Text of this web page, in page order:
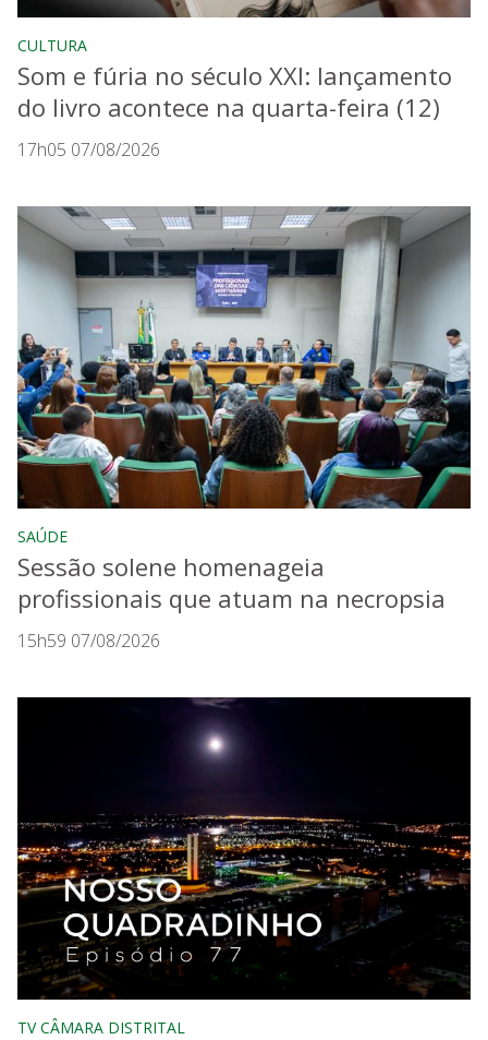
CULTURA
Som e fúria no século XXI: lançamento
do livro acontece na quarta-feira (12)
17h05 07/08/2026
SAÚDE
Sessão solene homenageia
profissionais que atuam na necropsia
15h59 07/08/2026
TV CÂMARA DISTRITAL